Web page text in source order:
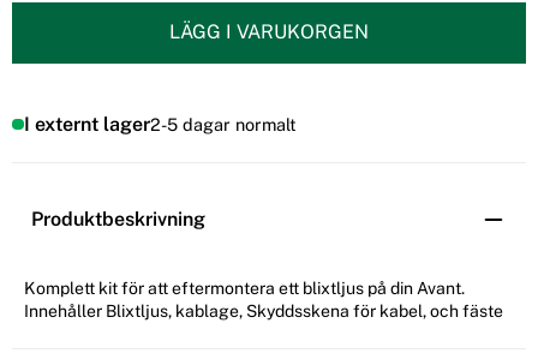
LÄGG I VARUKORGEN
I externt lager2-5 dagar normalt
Produktbeskrivning
Komplett kit för att eftermontera ett blixtljus på din Avant.
Innehåller Blixtljus, kablage, Skyddsskena för kabel, och fäste